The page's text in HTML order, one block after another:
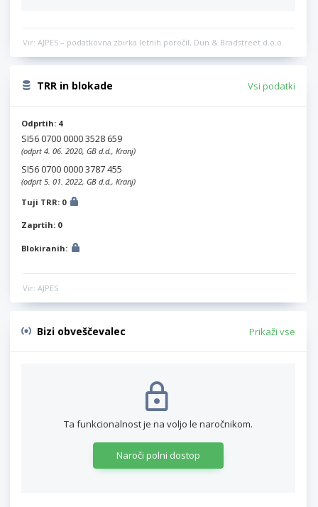
Vir: AJPES – podatkovna zbirka letnih poročil, Dun & Bradstreet d.o.o.
TRR in blokade Vsi podatki
Odprtih: 4
SI56 0700 0000 3528 659
(odprt 4. 06. 2020, GB d.d., Kranj)
SI56 0700 0000 3787 455
(odprt 5. 01. 2022, GB d.d., Kranj)
Tuji TRR: 0
Zaprtih: 0
Blokiranih:
Vir: AJPES
Bizi obveščevalec Prikaži vse
Ta funkcionalnost je na voljo le naročnikom.
Naroči polni dostop